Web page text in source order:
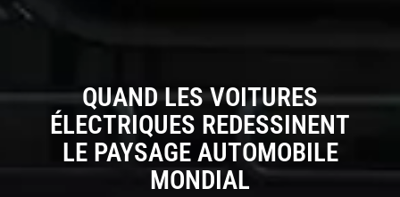
QUAND LES VOITURES
ÉLECTRIQUES REDESSINENT
LE PAYSAGE AUTOMOBILE
MONDIAL